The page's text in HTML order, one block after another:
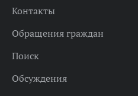
Контакты
Обращения граждан
Поиск
Обсуждения